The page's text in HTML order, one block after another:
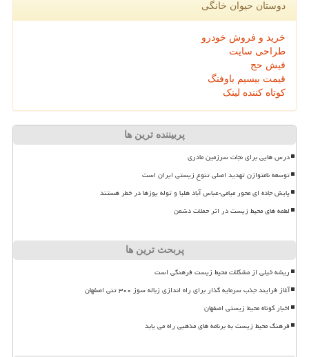
دوستان حیوان خانگی
خرید و فروش خودرو
طراحی سایت
فیش حج
قیمت بیسیم باوفنگ
کوتاه کننده لینک
پربیننده ترین ها
درس هایی برای نجات سرزمین مادری
توسعه نامتوازن تهدید اصلی تنوع زیستی ایران است
پایش جاده ای محور میامی-عباس آباد هلیا و توله یوزها در خطر هستند
لطمه های محیط زیست در اثر حملات دشمن
پربحث ترین ها
ریشه خیلی از مشکلات محیط زیست فرهنگی است
آغاز فرایند جذب سرمایه گذار برای راه اندازی زباله سوز ۳۰۰ تنی اصفهان
اخبار کوتاه محیط زیستی اصفهان
فرهنگ محیط زیست به برنامه های مذهبی راه می یابد